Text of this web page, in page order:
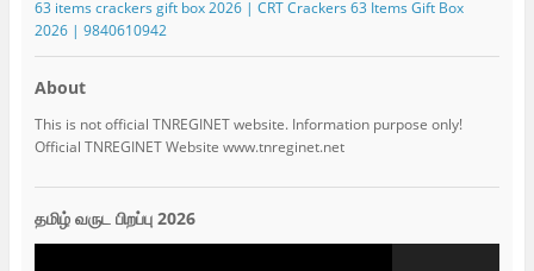
63 items crackers gift box 2026 | CRT Crackers 63 Items Gift Box
2026 | 9840610942
About
This is not official TNREGINET website. Information purpose only!
Official TNREGINET Website www.tnreginet.net
தமிழ் வருட பிறப்பு 2026